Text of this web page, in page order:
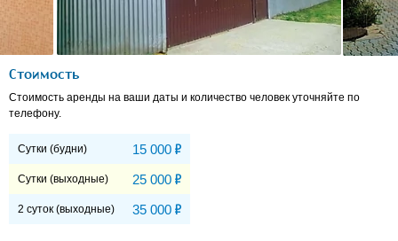
Стоимость
Стоимость аренды на ваши даты и количество человек уточняйте по
телефону.
Сутки (будни) 15 000 Р
Сутки (выходные) 25 000 Р
2 суток (выходные) 35 000 Р